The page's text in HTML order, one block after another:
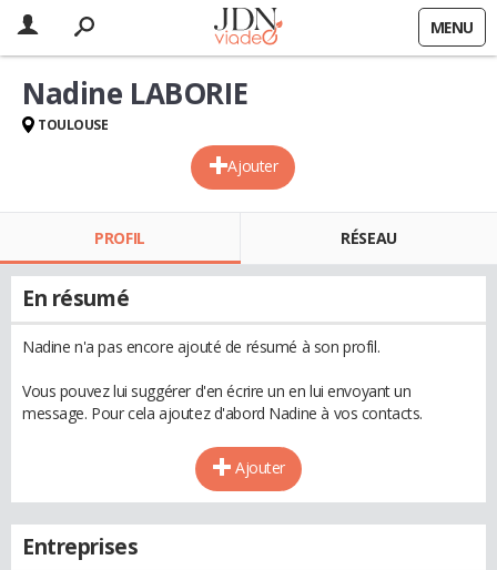
MENU
Ajouter
Nadine LABORIE
TOULOUSE
PROFIL RÉSEAU
En résumé
Nadine n'a pas encore ajouté de résumé à son profil.
Vous pouvez lui suggérer d'en écrire un en lui envoyant un
message. Pour cela ajoutez d'abord Nadine à vos contacts.
Ajouter
Entreprises